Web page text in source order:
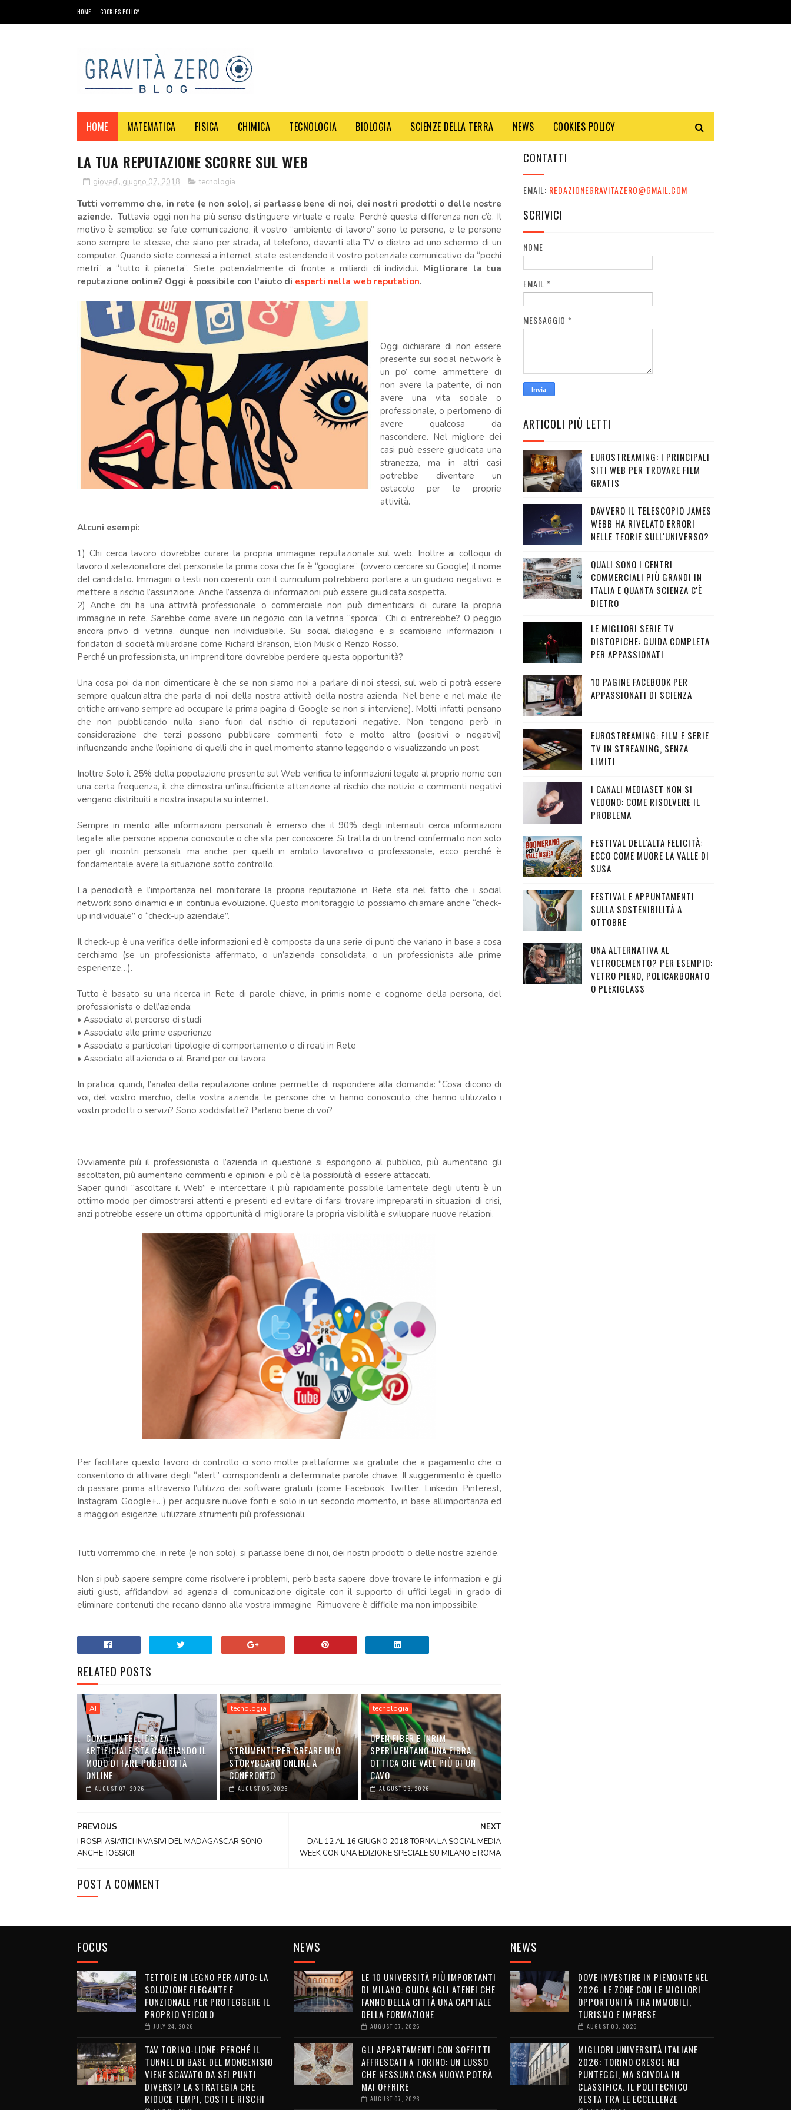
HOME COOKIES POLICY
HOME MATEMATICA FISICA CHIMICA TECNOLOGIA BIOLOGIA SCIENZE DELLA TERRA NEWS COOKIES POLICY
LA TUA REPUTAZIONE SCORRE SUL WEB
giovedì, giugno 07, 2018 tecnologia
Tutti vorremmo che, in rete (e non solo), si parlasse bene di noi, dei nostri prodotti o delle nostre
aziende.Tuttavia oggi non ha più senso distinguere virtuale e reale. Perché questa differenza non c’è. Il
motivo è semplice: se fate comunicazione, il vostro “ambiente di lavoro” sono le persone, e le persone
sono sempre le stesse, che siano per strada, al telefono, davanti alla TV o dietro ad uno schermo di un
computer. Quando siete connessi a internet, state estendendo il vostro potenziale comunicativo da “pochi
metri” a “tutto il pianeta”. Siete potenzialmente di fronte a miliardi di individui. Migliorare la tua
reputazione online? Oggi è possibile con l'aiuto di esperti nella web reputation.
Oggi dichiarare di non essere
presente sui social network è
un po’ come ammettere di
non avere la patente, di non
avere una vita sociale o
professionale, o perlomeno di
avere qualcosa da
nascondere. Nel migliore dei
casi può essere giudicata una
stranezza, ma in altri casi
potrebbe diventare un
ostacolo per le proprie
attività.
Alcuni esempi:
1) Chi cerca lavoro dovrebbe curare la propria immagine reputazionale sul web. Inoltre ai colloqui di
lavoro il selezionatore del personale la prima cosa che fa è “googlare” (ovvero cercare su Google) il nome
del candidato. Immagini o testi non coerenti con il curriculum potrebbero portare a un giudizio negativo, e
mettere a rischio l’assunzione. Anche l’assenza di informazioni può essere giudicata sospetta.
2) Anche chi ha una attività professionale o commerciale non può dimenticarsi di curare la propria
immagine in rete. Sarebbe come avere un negozio con la vetrina “sporca”. Chi ci entrerebbe? O peggio
ancora privo di vetrina, dunque non individuabile. Sui social dialogano e si scambiano informazioni i
fondatori di società miliardarie come Richard Branson, Elon Musk o Renzo Rosso.
Perché un professionista, un imprenditore dovrebbe perdere questa opportunità?
Una cosa poi da non dimenticare è che se non siamo noi a parlare di noi stessi, sul web ci potrà essere
sempre qualcun’altra che parla di noi, della nostra attività della nostra azienda. Nel bene e nel male (le
critiche arrivano sempre ad occupare la prima pagina di Google se non si interviene). Molti, infatti, pensano
che non pubblicando nulla siano fuori dal rischio di reputazioni negative. Non tengono però in
considerazione che terzi possono pubblicare commenti, foto e molto altro (positivi o negativi)
influenzando anche l’opinione di quelli che in quel momento stanno leggendo o visualizzando un post.
Inoltre Solo il 25% della popolazione presente sul Web verifica le informazioni legale al proprio nome con
una certa frequenza, il che dimostra un’insufficiente attenzione al rischio che notizie e commenti negativi
vengano distribuiti a nostra insaputa su internet.
Sempre in merito alle informazioni personali è emerso che il 90% degli internauti cerca informazioni
legate alle persone appena conosciute o che sta per conoscere. Si tratta di un trend confermato non solo
per gli incontri personali, ma anche per quelli in ambito lavorativo o professionale, ecco perché è
fondamentale avere la situazione sotto controllo.
La periodicità e l’importanza nel monitorare la propria reputazione in Rete sta nel fatto che i social
network sono dinamici e in continua evoluzione. Questo monitoraggio lo possiamo chiamare anche “check-
up individuale” o “check-up aziendale”.
Il check-up è una verifica delle informazioni ed è composta da una serie di punti che variano in base a cosa
cerchiamo (se un professionista affermato, o un’azienda consolidata, o un professionista alle prime
esperienze…).
Tutto è basato su una ricerca in Rete di parole chiave, in primis nome e cognome della persona, del
professionista o dell’azienda:
• Associato al percorso di studi
• Associato alle prime esperienze
• Associato a particolari tipologie di comportamento o di reati in Rete
• Associato all’azienda o al Brand per cui lavora
In pratica, quindi, l’analisi della reputazione online permette di rispondere alla domanda: “Cosa dicono di
voi, del vostro marchio, della vostra azienda, le persone che vi hanno conosciuto, che hanno utilizzato i
vostri prodotti o servizi? Sono soddisfatte? Parlano bene di voi?
Ovviamente più il professionista o l’azienda in questione si espongono al pubblico, più aumentano gli
ascoltatori, più aumentano commenti e opinioni e più c’è la possibilità di essere attaccati.
Saper quindi “ascoltare il Web” e intercettare il più rapidamente possibile lamentele degli utenti è un
ottimo modo per dimostrarsi attenti e presenti ed evitare di farsi trovare impreparati in situazioni di crisi,
anzi potrebbe essere un ottima opportunità di migliorare la propria visibilità e sviluppare nuove relazioni.
Per facilitare questo lavoro di controllo ci sono molte piattaforme sia gratuite che a pagamento che ci
consentono di attivare degli “alert” corrispondenti a determinate parole chiave. Il suggerimento è quello
di passare prima attraverso l’utilizzo dei software gratuiti (come Facebook, Twitter, Linkedin, Pinterest,
Instagram, Google+…) per acquisire nuove fonti e solo in un secondo momento, in base all’importanza ed
a maggiori esigenze, utilizzare strumenti più professionali.
Tutti vorremmo che, in rete (e non solo), si parlasse bene di noi, dei nostri prodotti o delle nostre aziende.
Non si può sapere sempre come risolvere i problemi, però basta sapere dove trovare le informazioni e gli
aiuti giusti, affidandovi ad agenzia di comunicazione digitale con il supporto di uffici legali in grado di
eliminare contenuti che recano danno alla vostra immagine Rimuovere è difficile ma non impossibile.
RELATED POSTS
AI
COME L'INTELLIGENZA
ARTIFICIALE STA CAMBIANDO IL
MODO DI FARE PUBBLICITÀ
ONLINE
AUGUST 07, 2026
tecnologia
STRUMENTI PER CREARE UNO
STORYBOARD ONLINE A
CONFRONTO
AUGUST 05, 2026
tecnologia
OPEN FIBER E INRIM
SPERIMENTANO UNA FIBRA
OTTICA CHE VALE PIÙ DI UN
CAVO
AUGUST 03, 2026
NEXT
DAL 12 AL 16 GIUGNO 2018 TORNA LA SOCIAL MEDIA
WEEK CON UNA EDIZIONE SPECIALE SU MILANO E ROMA
PREVIOUS
I ROSPI ASIATICI INVASIVI DEL MADAGASCAR SONO
ANCHE TOSSICI!
POST A COMMENT
CONTATTI
EMAIL: REDAZIONEGRAVITAZERO@GMAIL.COM
SCRIVICI
NOME
EMAIL *
MESSAGGIO *
ARTICOLI PIÙ LETTI
EUROSTREAMING: I PRINCIPALI
SITI WEB PER TROVARE FILM
GRATIS
DAVVERO IL TELESCOPIO JAMES
WEBB HA RIVELATO ERRORI
NELLE TEORIE SULL'UNIVERSO?
QUALI SONO I CENTRI
COMMERCIALI PIÙ GRANDI IN
ITALIA E QUANTA SCIENZA C'È
DIETRO
LE MIGLIORI SERIE TV
DISTOPICHE: GUIDA COMPLETA
PER APPASSIONATI
10 PAGINE FACEBOOK PER
APPASSIONATI DI SCIENZA
EUROSTREAMING: FILM E SERIE
TV IN STREAMING, SENZA
LIMITI
I CANALI MEDIASET NON SI
VEDONO: COME RISOLVERE IL
PROBLEMA
FESTIVAL DELL'ALTA FELICITÀ:
ECCO COME MUORE LA VALLE DI
SUSA
FESTIVAL E APPUNTAMENTI
SULLA SOSTENIBILITÀ A
OTTOBRE
UNA ALTERNATIVA AL
VETROCEMENTO? PER ESEMPIO:
VETRO PIENO, POLICARBONATO
O PLEXIGLASS
FOCUS
TETTOIE IN LEGNO PER AUTO: LA
SOLUZIONE ELEGANTE E
FUNZIONALE PER PROTEGGERE IL
PROPRIO VEICOLO
JULY 24, 2026
TAV TORINO-LIONE: PERCHÉ IL
TUNNEL DI BASE DEL MONCENISIO
VIENE SCAVATO DA SEI PUNTI
DIVERSI? LA STRATEGIA CHE
RIDUCE TEMPI, COSTI E RISCHI
NEWS
LE 10 UNIVERSITÀ PIÙ IMPORTANTI
DI MILANO: GUIDA AGLI ATENEI CHE
FANNO DELLA CITTÀ UNA CAPITALE
DELLA FORMAZIONE
AUGUST 07, 2026
GLI APPARTAMENTI CON SOFFITTI
AFFRESCATI A TORINO: UN LUSSO
CHE NESSUNA CASA NUOVA POTRÀ
MAI OFFRIRE
AUGUST 07, 2026
NEWS
DOVE INVESTIRE IN PIEMONTE NEL
2026: LE ZONE CON LE MIGLIORI
OPPORTUNITÀ TRA IMMOBILI,
TURISMO E IMPRESE
AUGUST 03, 2026
MIGLIORI UNIVERSITÀ ITALIANE
2026: TORINO CRESCE NEI
PUNTEGGI, MA SCIVOLA IN
CLASSIFICA. IL POLITECNICO
RESTA TRA LE ECCELLENZE